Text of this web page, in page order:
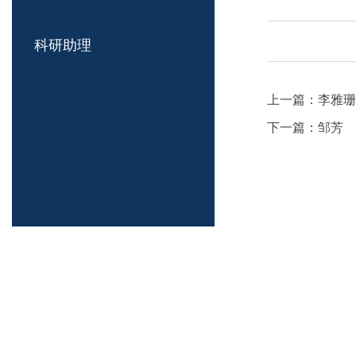
科研助理
上一篇： 李雅珊
下一篇： 邹芳